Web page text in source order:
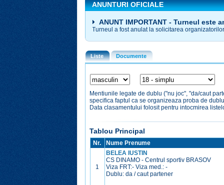
ANUNTURI OFICIALE
ANUNT IMPORTANT - Turneul este
Turneul a fost anulat la solicitarea
Liste Documente
Mentiunile legate de dublu ("nu joc", "da/caut
specifica faptul ca se organizeaza proba de
Data clasamentului folosit pentru intocmirea
Tablou Principal
Nr. Nume Prenume
1
BELEA IUSTIN
CS DINAMO - Centrul sportiv BRASOV
Viza FRT:- Viza med.:-
Dublu: da / caut partener